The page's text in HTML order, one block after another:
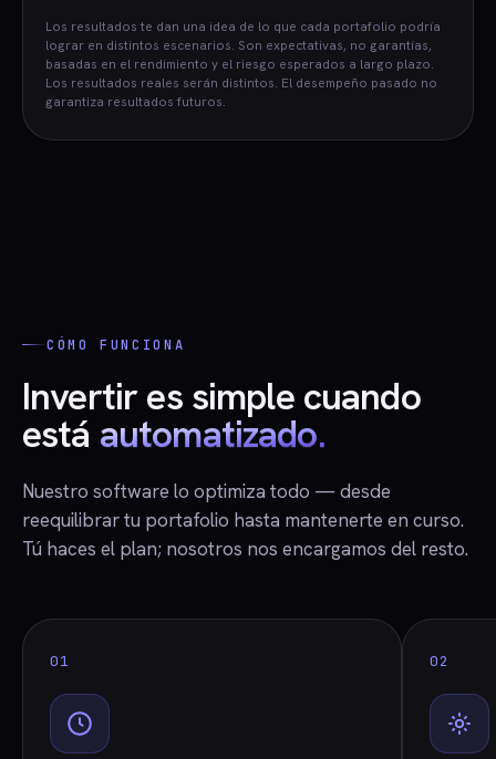
Los resultados te dan una idea de lo que cada portafolio podría
lograr en distintos escenarios. Son expectativas, no garantías,
basadas en el rendimiento y el riesgo esperados a largo plazo.
Los resultados reales serán distintos. El desempeño pasado no
garantiza resultados futuros.
CÓMO FUNCIONA
Invertir es simple cuando
está automatizado.
Nuestro software lo optimiza todo — desde
reequilibrar tu portafolio hasta mantenerte en curso.
Tú haces el plan; nosotros nos encargamos del resto.
01 02